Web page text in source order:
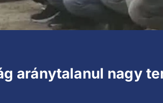
aránytalanul nagy